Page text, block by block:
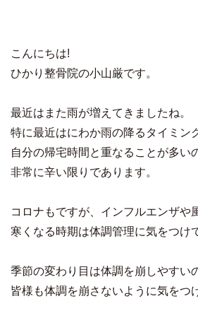
こんにちは!
ひかり整骨院の小山厳です。
最近はまた雨が増えてきましたね。
特に最近はにわか雨の降るタイミン
自分の帰宅時間と重なることが多い
非常に辛い限りであります。
コロナもですが、インフルエンザや
寒くなる時期は体調管理に気をつけ
季節の変わり目は体調を崩しやすい
皆様も体調を崩さないように気をつ